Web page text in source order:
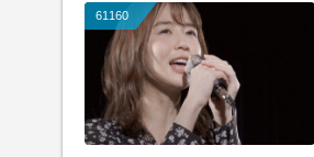
61160